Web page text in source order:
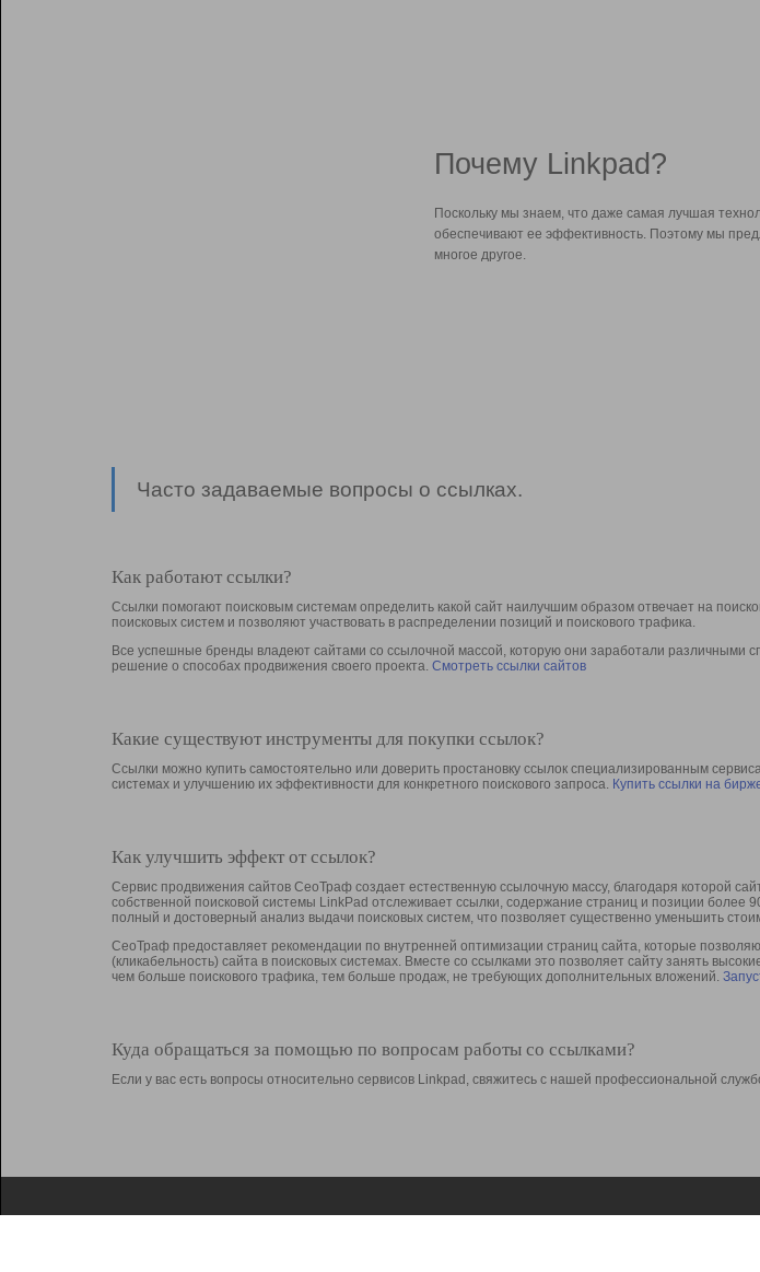
Почему Linkpad?
Поскольку мы знаем, что даже самая лучшая
обеспечивают ее эффективность. Поэтому мы
многое другое.
Часто задаваемые вопросы о ссылках.
Как работают ссылки?
Ссылки помогают поисковым системам определить какой сайт наилучшим образом отвечает на
поисковых систем и позволяют участвовать в раcпределении позиций и поискового трафика.
Все успешные бренды владеют сайтами со ссылочной массой, которую они заработали различными
решение о способах продвижения своего проекта. Смотреть ссылки сайтов
Какие существуют инструменты для покупки ссылок?
Ссылки можно купить самостоятельно или доверить простановку ссылок специализированным
системах и улучшению их эффективности для конкретного поискового запроса. Купить ссылки на
Как улучшить эффект от ссылок?
Сервис продвижения сайтов СеоТраф создает естественную ссылочную массу, благодаря которой
собственной поисковой системы LinkPad отслеживает ссылки, содержание страниц и позиции
полный и достоверный анализ выдачи поисковых систем, что позволяет существенно уменьшить
СеоТраф предоставляет рекомендации по внутренней оптимизации страниц сайта, которые
(кликабельность) сайта в поисковых системах. Вместе со ссылками это позволяет сайту занять
чем больше поискового трафика, тем больше продаж, не требующих дополнительных вложений.
Куда обращаться за помощью по вопросам работы со ссылками?
Если у вас есть вопросы относительно сервисов Linkpad, свяжитесь с нашей профессиональной